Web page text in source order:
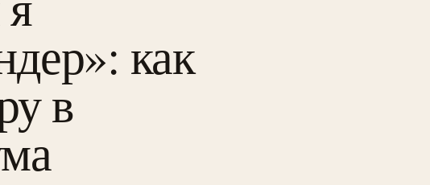
как
в